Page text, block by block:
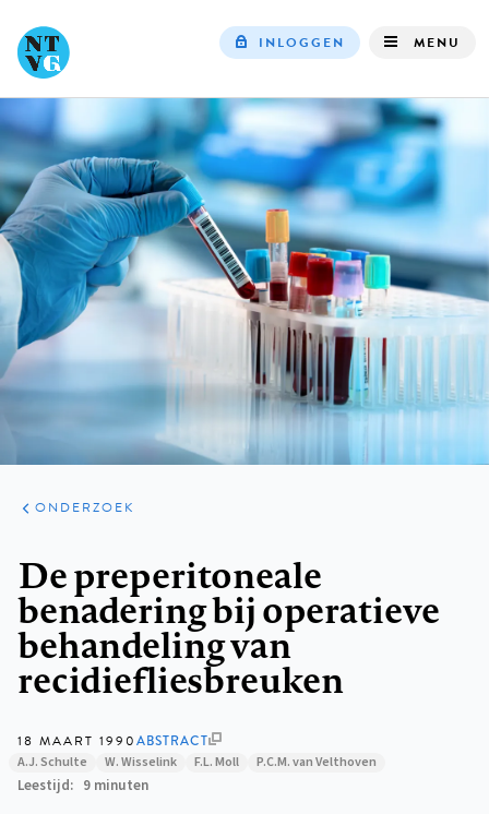
navigation
INLOGGEN MENU
ARTIKELEN
ONDERZOEK
ONDERZOEK
De preperitoneale
benadering bij operatieve
behandeling van
recidiefliesbreuken
18 MAART 1990ABSTRACT
A.J. Schulte W. Wisselink F.L. Moll P.C.M. van Velthoven
Leestijd 9 minuten